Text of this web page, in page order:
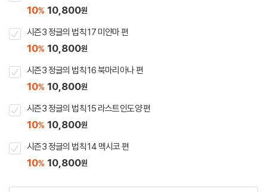
10% 10,800원
시즌3 정글의 법칙 17 미얀마 편
10% 10,800원
시즌3 정글의 법칙 16 북마리아나 편
10% 10,800원
시즌3 정글의 법칙 15 라스트인도양 편
10% 10,800원
시즌3 정글의 법칙 14 멕시코 편
10% 10,800원